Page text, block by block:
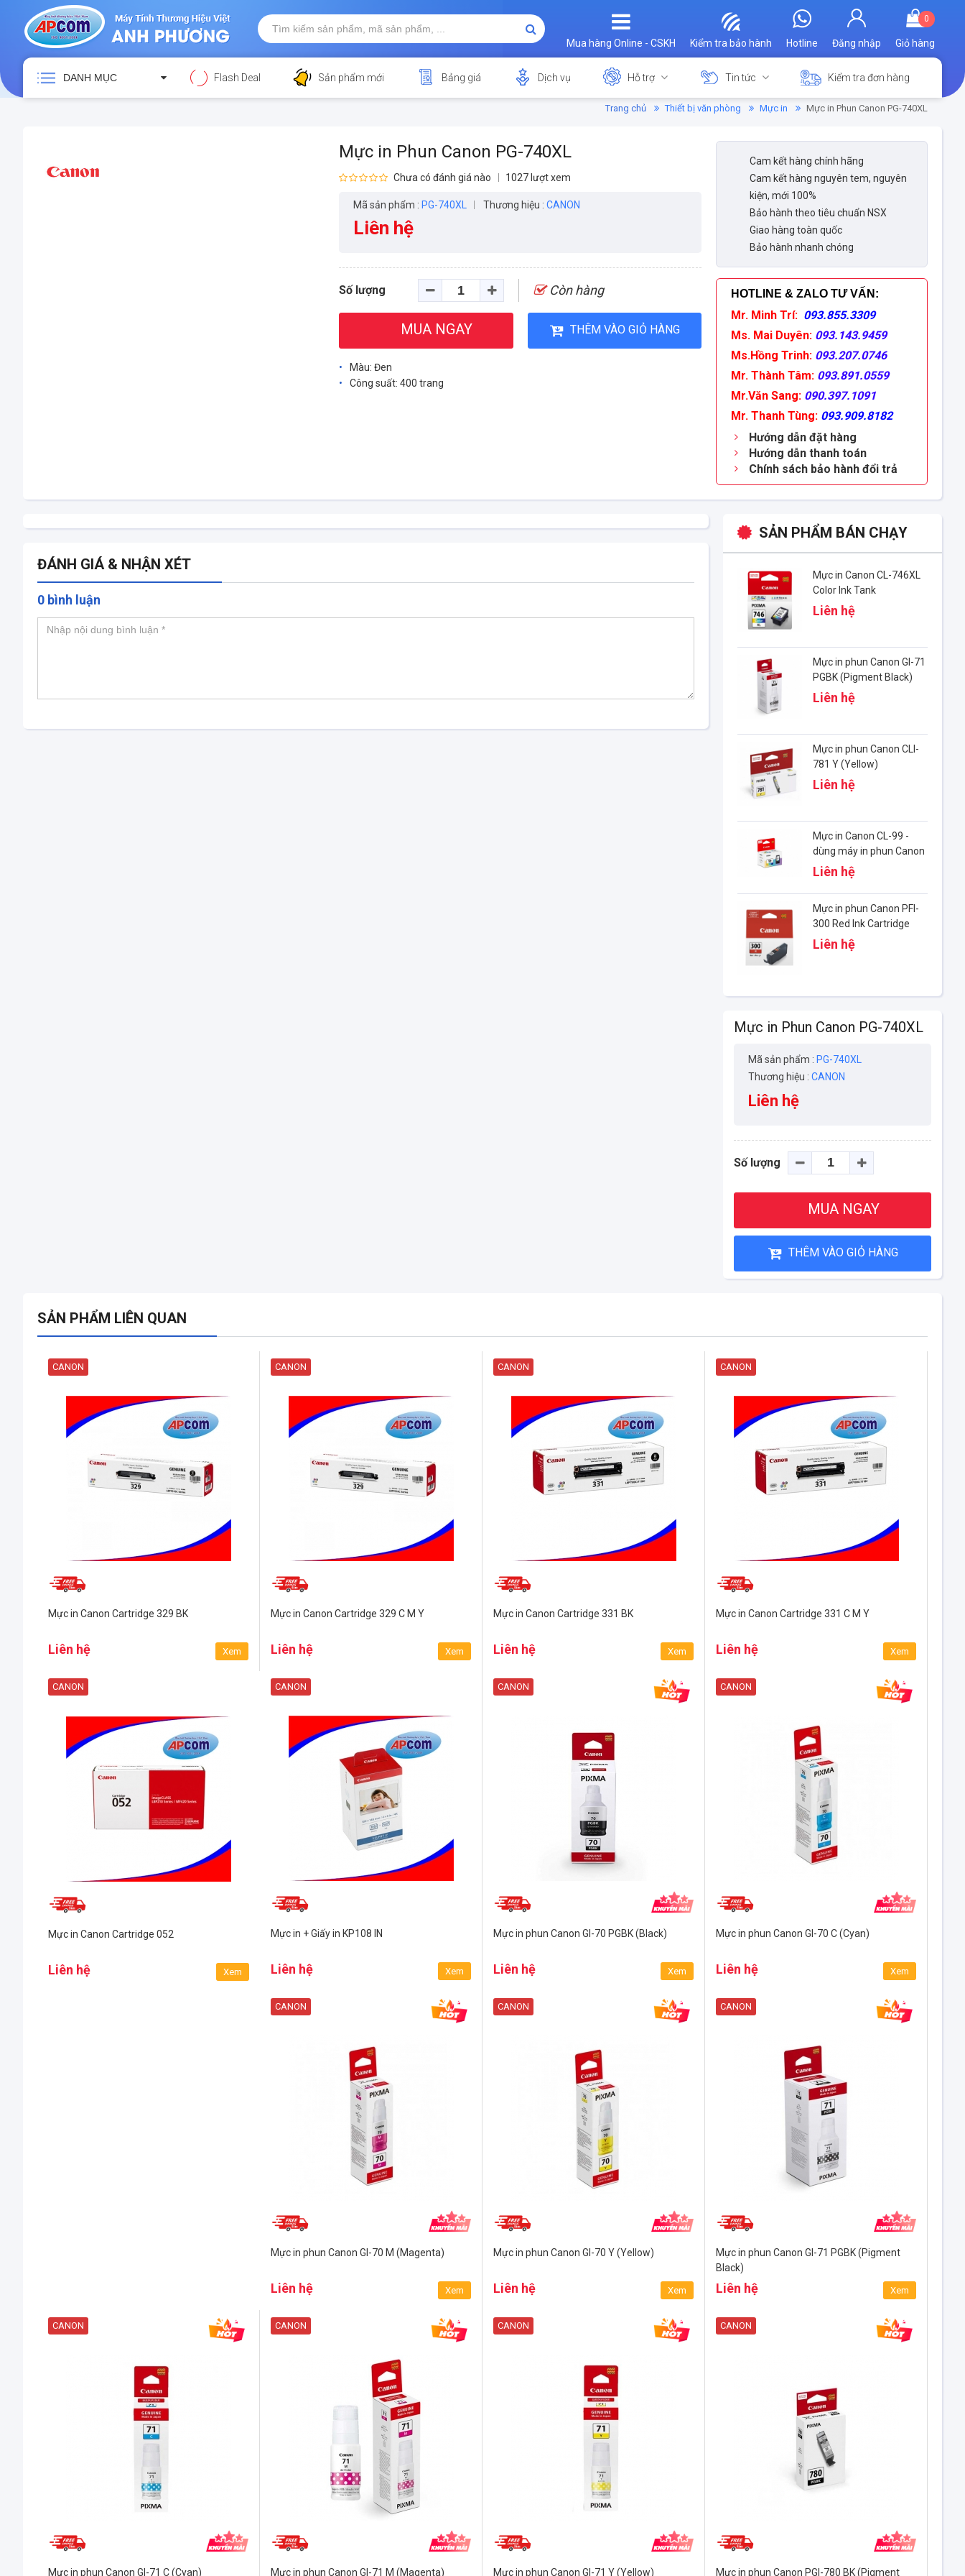
0
Giỏ hàng
Đăng nhập
Hotline
Kiểm tra bảo hành
Mua hàng Online - CSKH
DANH MỤC Flash Deal Sản phẩm mới Bảng giá Dịch vụ Hỗ trợ Tin tức Kiểm tra đơn hàng
Trang chủ Thiết bị văn phòng Mực in Mực in Phun Canon PG-740XL
Mực in Phun Canon PG-740XL
Chưa có đánh giá nào 1027 lượt xem
Mã sản phẩm : PG-740XL Thương hiệu : CANON
Liên hệ
Số lượng Còn hàng
MUA NGAY THÊM VÀO GIỎ HÀNG
Màu: Đen
Công suất: 400 trang
Cam kết hàng chính hãng
Cam kết hàng nguyên tem, nguyên
kiện, mới 100%
Bảo hành theo tiêu chuẩn NSX
Giao hàng toàn quốc
Bảo hành nhanh chóng
HOTLINE & ZALO TƯ VẤN :
Mr. Minh Trí: 093.855.3309
Ms. Mai Duyên: 093.143.9459
Ms.Hồng Trinh: 093.207.0746
Mr. Thành Tâm: 093.891.0559
Mr.Văn Sang: 090.397.1091
Mr. Thanh Tùng: 093.909.8182
Hướng dẫn đặt hàng
Hướng dẫn thanh toán
Chính sách bảo hành đổi trả
ĐÁNH GIÁ & NHẬN XÉT
0 bình luận
SẢN PHẨM BÁN CHẠY
Mực in Canon CL-746XL
Color Ink Tank
Liên hệ
Mực in phun Canon GI-71
PGBK (Pigment Black)
Liên hệ
Mực in phun Canon CLI-
781 Y (Yellow)
Liên hệ
Mực in Canon CL-99 -
dùng máy in phun Canon
E560
Liên hệ
Mực in phun Canon PFI-
300 Red Ink Cartridge
(4199C001)
Liên hệ
Mực in Phun Canon PG-740XL
Mã sản phẩm : PG-740XL
Thương hiệu : CANON
Liên hệ
Số lượng
MUA NGAY
THÊM VÀO GIỎ HÀNG
SẢN PHẨM LIÊN QUAN
CANON
Mực in Canon Cartridge 329 BK
Liên hệ Xem
CANON
Mực in Canon Cartridge 329 C M Y
Liên hệ Xem
CANON
Mực in Canon Cartridge 331 BK
Liên hệ Xem
CANON
Mực in Canon Cartridge 331 C M Y
Liên hệ Xem
CANON
Mực in Canon Cartridge 052
Liên hệ Xem
CANON
Mực in + Giấy in KP108 IN
Liên hệ Xem
CANON
Mực in phun Canon GI-70 PGBK (Black)
Liên hệ Xem
CANON
Mực in phun Canon GI-70 C (Cyan)
Liên hệ Xem
CANON
Mực in phun Canon GI-70 M (Magenta)
Liên hệ Xem
CANON
Mực in phun Canon GI-70 Y (Yellow)
Liên hệ Xem
CANON
Mực in phun Canon GI-71 PGBK (Pigment
Black)
Liên hệ Xem
CANON
Mực in phun Canon GI-71 C (Cyan)
CANON
Mực in phun Canon GI-71 M (Magenta)
CANON
Mực in phun Canon GI-71 Y (Yellow)
CANON
Mực in phun Canon PGI-780 BK (Pigment